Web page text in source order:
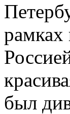
рамках
был